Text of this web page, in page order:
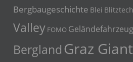
Bergbaugeschichte Blei
Valley FOMO Geländefahrzeug
Bergland Graz